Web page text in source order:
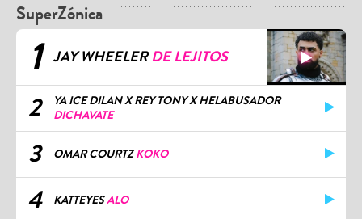
SuperZónica
1 JAY WHEELERDE LEJITOS
2
YA ICE DILAN X REY TONY X HELABUSADOR
DICHAVATE
3 OMAR COURTZKOKO
4 KATTEYESALO